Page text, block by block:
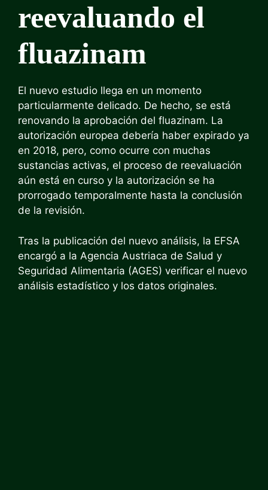
reevaluando el
fluazinam
El nuevo estudio llega en un momento
particularmente delicado. De hecho, se está
renovando la aprobación del fluazinam. La
autorización europea debería haber expirado ya
en 2018, pero, como ocurre con muchas
sustancias activas, el proceso de reevaluación
aún está en curso y la autorización se ha
prorrogado temporalmente hasta la conclusión
de la revisión.
Tras la publicación del nuevo análisis, la EFSA
encargó a la Agencia Austriaca de Salud y
Seguridad Alimentaria (AGES) verificar el nuevo
análisis estadístico y los datos originales.